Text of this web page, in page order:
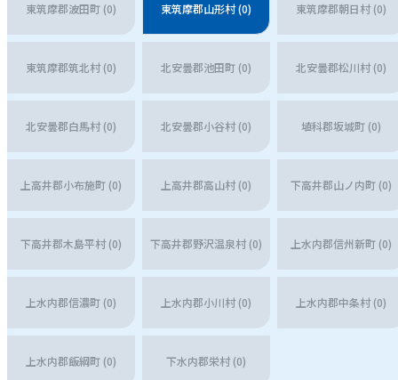
東筑摩郡波田町 (0) 東筑摩郡山形村 (0) 東筑摩郡朝日村 (0)
東筑摩郡筑北村 (0) 北安曇郡池田町 (0) 北安曇郡松川村 (0)
北安曇郡白馬村 (0) 北安曇郡小谷村 (0) 埴科郡坂城町 (0)
上高井郡小布施町 (0) 上高井郡高山村 (0) 下高井郡山ノ内町 (0)
下高井郡木島平村 (0) 下高井郡野沢温泉村 (0) 上水内郡信州新町 (0)
上水内郡信濃町 (0) 上水内郡小川村 (0) 上水内郡中条村 (0)
上水内郡飯綱町 (0) 下水内郡栄村 (0)